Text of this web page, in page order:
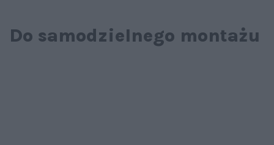
Do samodzielnego montażu